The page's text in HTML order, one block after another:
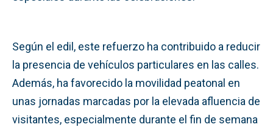
Según el edil, este refuerzo ha contribuido a reducir
la presencia de vehículos particulares en las calles.
Además, ha favorecido la movilidad peatonal en
unas jornadas marcadas por la elevada afluencia de
visitantes, especialmente durante el fin de semana